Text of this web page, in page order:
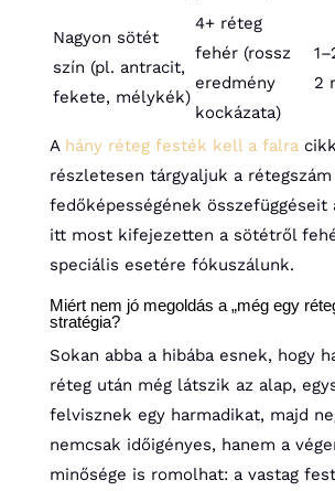
Nagyon sötét
szín (pl. antracit,
fekete, mélykék)
4+ réteg
fehér (rossz
eredmény
kockázata)
2
A hány réteg festék kell a falra
részletesen tárgyaljuk a
fedőképességének összefüggéseit
itt most kifejezetten a sötétről
speciális esetére fókuszálunk.
Miért nem jó megoldás a „még egy
stratégia?
Sokan abba a hibába esnek, hogy
réteg után még látszik az alap,
felvisznek egy harmadikat, majd
nemcsak időigényes, hanem a
minősége is romolhat: a vastag